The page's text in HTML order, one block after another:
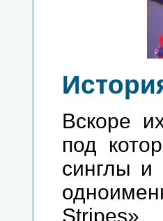
Вскоре
под
синглы